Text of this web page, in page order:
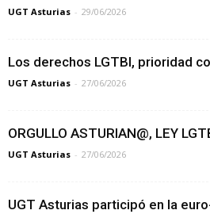
UGT Asturias - 29/06/2026
Los derechos LGTBI, prioridad
UGT Asturias - 27/06/2026
ORGULLO ASTURIAN@, LEY
UGT Asturias - 27/06/2026
UGT Asturias participó en la